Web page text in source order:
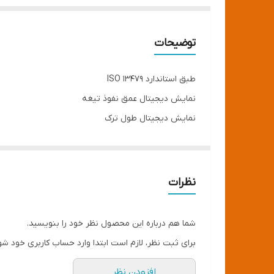
توضیحات
طبق استاندارد ISO 13479
نمایش دیجیتال عمق نفوذ تیغه
نمایش دیجیتال طول ترک
نظرات
شما هم درباره این محصول نظر خود را بنویسید.
برای ثبت نظر، لازم است ابتدا وارد حساب کاربری خود